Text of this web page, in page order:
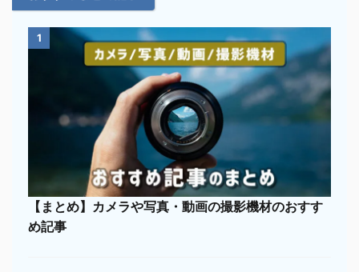
1
【まとめ】カメラや写真・動画の撮影機材のおすす
め記事